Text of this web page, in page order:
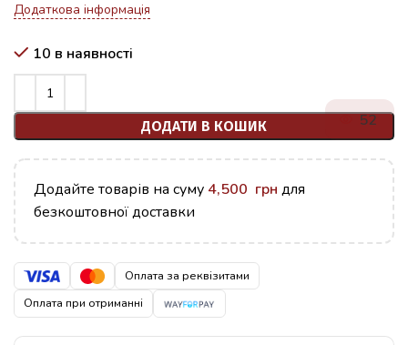
Додаткова інформація
10 в наявності
ДОДАТИ В КОШИК 52
Додайте товарів на суму 4,500 грн для
безкоштовної доставки
Оплата за реквізитами
Оплата при отриманні